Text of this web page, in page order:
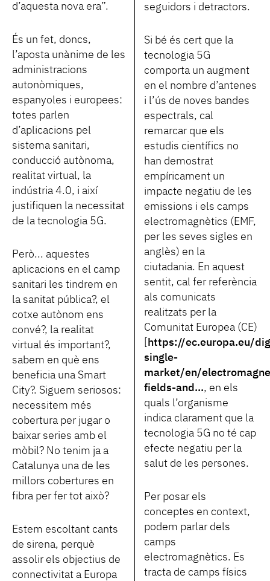
d’aquesta nova era”.
És un fet, doncs,
l’aposta unànime de les
administracions
autonòmiques,
espanyoles i europees:
totes parlen
d’aplicacions pel
sistema sanitari,
conducció autònoma,
realitat virtual, la
indústria 4.0, i així
justifiquen la necessitat
de la tecnologia 5G.
Però... aquestes
aplicacions en el camp
sanitari les tindrem en
la sanitat pública?, el
cotxe autònom ens
convé?, la realitat
virtual és important?,
sabem en què ens
beneficia una Smart
City?. Siguem seriosos:
necessitem més
cobertura per jugar o
baixar series amb el
mòbil? No tenim ja a
Catalunya una de les
millors cobertures en
fibra per fer tot això?
Estem escoltant cants
de sirena, perquè
assolir els objectius de
connectivitat a Europa
seguidors i detractors.
Si bé és cert que la
tecnologia 5G
comporta un augment
en el nombre d’antenes
i l’ús de noves bandes
espectrals, cal
remarcar que els
estudis científics no
han demostrat
empíricament un
impacte negatiu de les
emissions i els camps
electromagnètics (EMF,
per les seves sigles en
anglès) en la
ciutadania. En aquest
sentit, cal fer referència
als comunicats
realitzats per la
Comunitat Europea (CE)
https://ec.europa.eu/
single-
market/en/
fields-and..., en els
quals l’organisme
indica clarament que la
tecnologia 5G no té cap
efecte negatiu per la
salut de les persones.
Per posar els
conceptes en context,
podem parlar dels
camps
electromagnètics. Es
tracta de camps físics